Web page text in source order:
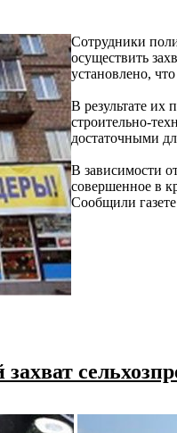
Сотрудники
осуществить
установлено,
В результате их
строительно-
достаточными
В зависимости
совершенное в
Сообщили газете